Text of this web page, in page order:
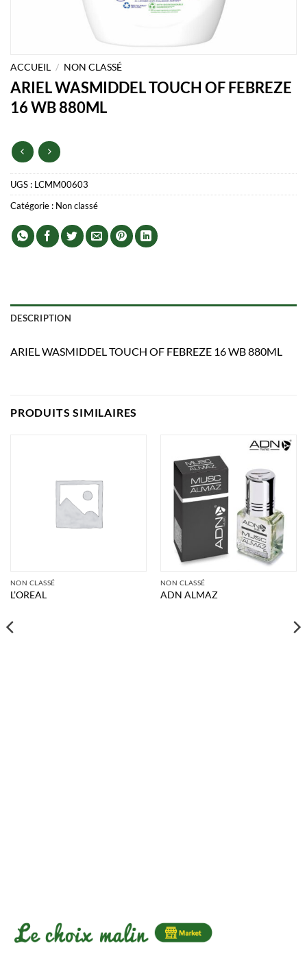
ACCUEIL / NON CLASSÉ
ARIEL WASMIDDEL TOUCH OF FEBREZE
16 WB 880ML
UGS : LCMM00603
Catégorie : Non classé
DESCRIPTION
ARIEL WASMIDDEL TOUCH OF FEBREZE 16 WB 880ML
PRODUITS SIMILAIRES
NON CLASSÉ
L’OREAL
NON CLASSÉ
ADN ALMAZ